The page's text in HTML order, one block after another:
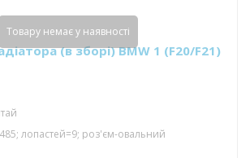
(в зборі) BMW 1 (F20/F21)
лопастей=9; роз'єм-овальний
Товару немає у наявності